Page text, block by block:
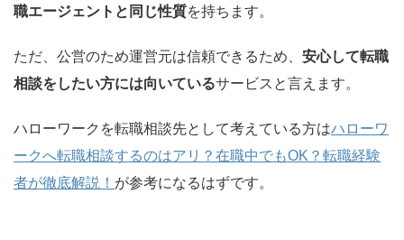
職エージェントと同じ性質を持ちます。
ただ、公営のため運営元は信頼できるため、 安心して転職
相談をしたい方には向いているサービスと言えます。
ハローワークを転職相談先として考えている方はハローワ
ークへ転職相談するのはアリ？在職中でもOK？転職経験
者が徹底解説！ が参考になるはずです。